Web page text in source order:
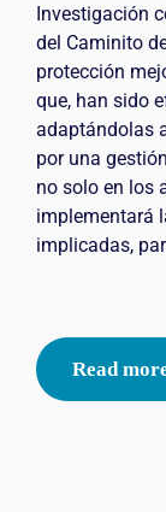
Investigación
del Caminito
protección
que, han sido
adaptándolas
por una
no solo en los
implementará
implicadas,
Read